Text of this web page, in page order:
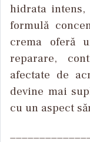
hidrata intens,
formulă
crema oferă
reparare,
afectate de
devine mai
cu un aspect